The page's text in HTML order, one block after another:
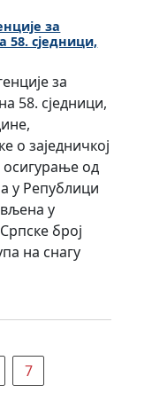
за
58. сједници,
за
58. сједници,
о заједничкој
осигурање од
у Републици
у
број
на снагу
7